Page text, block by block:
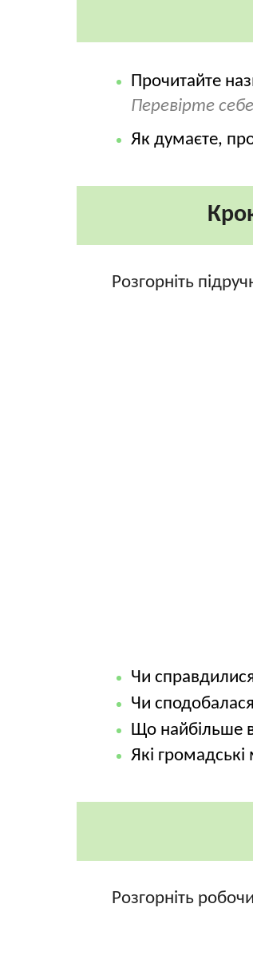
Прочитайте
Перевірте себе
Як думаєте,
Розгорніть
Чи
Чи
Що найбільше
Які
Розгорніть